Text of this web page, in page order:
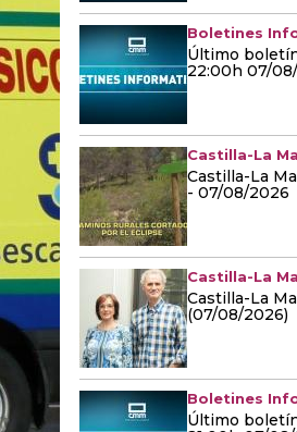
Boletines
Último
22:00h 07/
Castilla-La
Castilla-La
- 07/08/2026
Castilla-La
Castilla-La
(07/08/2026)
Boletines
Último